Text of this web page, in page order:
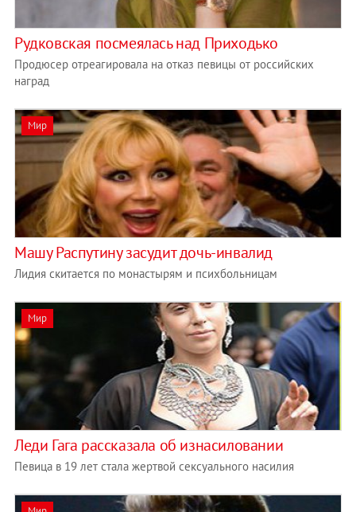
Рудковская посмеялась над Приходько
Продюсер отреагировала на отказ певицы от российских
наград
Мир
Машу Распутину засудит дочь-инвалид
Лидия скитается по монастырям и психбольницам
Мир
Леди Гага рассказала об изнасиловании
Певица в 19 лет стала жертвой сексуального насилия